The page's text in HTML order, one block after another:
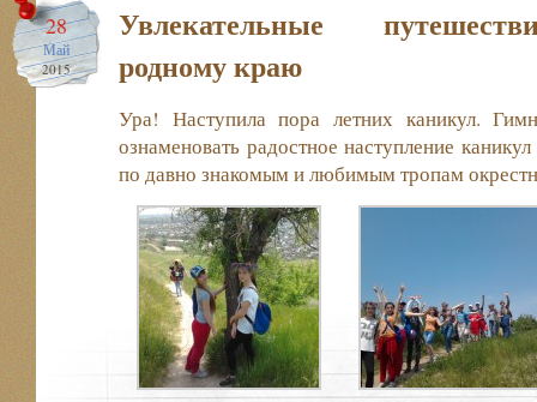
28
Май
2015
Увлекательные
родному краю
Ура! Наступила пора летних каникул.
ознаменовать радостное наступление
по давно знакомым и любимым тропам